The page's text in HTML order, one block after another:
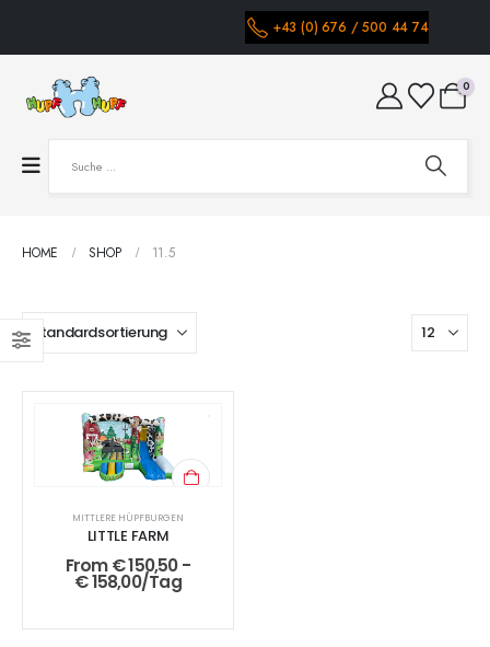
+43 (0) 676 / 500 44 74
0
HOME SHOP 11.5
MITTLERE HÜPFBURGEN
LITTLE FARM
From€150,50-
€158,00/Tag